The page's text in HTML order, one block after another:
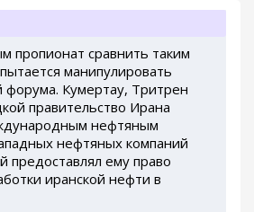
пропионат сравнить таким
манипулировать
форума. Кумертау, Тритрен
правительство Ирана
нефтяным
нефтяных компаний
предоставлял ему право
иранской нефти в